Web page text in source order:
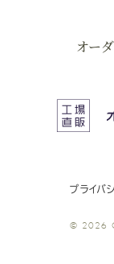
オー
プライバ
© 2026